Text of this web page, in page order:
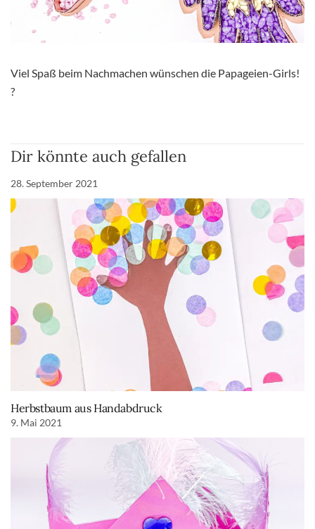
Viel Spaß beim Nachmachen wünschen die Papageien-Girls!
?
Dir könnte auch gefallen
28. September 2021
Herbstbaum aus Handabdruck
9. Mai 2021